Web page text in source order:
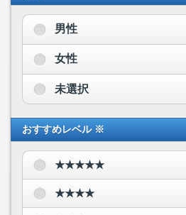
男性
女性
未選択
おすすめレベル ※
★★★★★
★★★★